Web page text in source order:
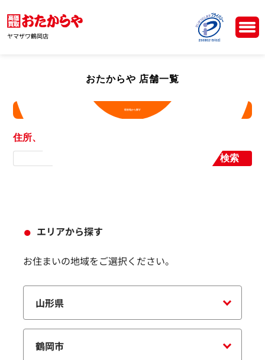
ヤマザワ鶴岡店
おたからや 店舗一覧
現在地から探す
住所、店舗名から探す
検索
エリアから探す
お住まいの地域をご選択ください。